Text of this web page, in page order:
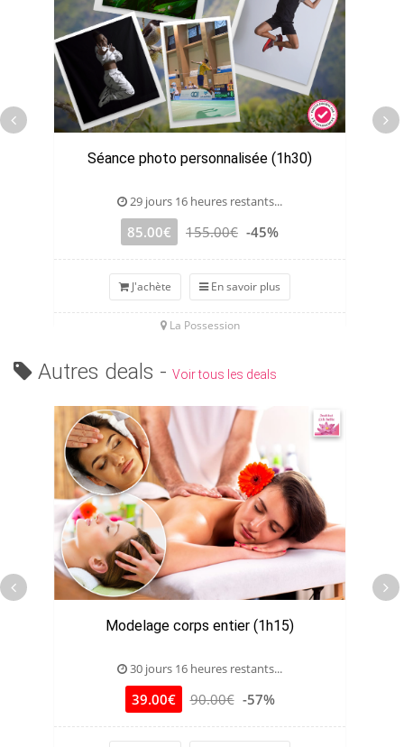
Séance photo personnalisée (1h30)
29 jours 16 heures restants...
85.00€ 155.00€ -45%
J'achète En savoir plus
La Possession
Autres deals - Voir tous les deals
Modelage corps entier (1h15)
30 jours 16 heures restants...
39.00€ 90.00€ -57%